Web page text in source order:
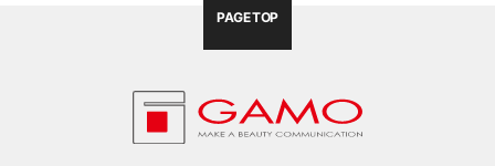
PAGE TOP